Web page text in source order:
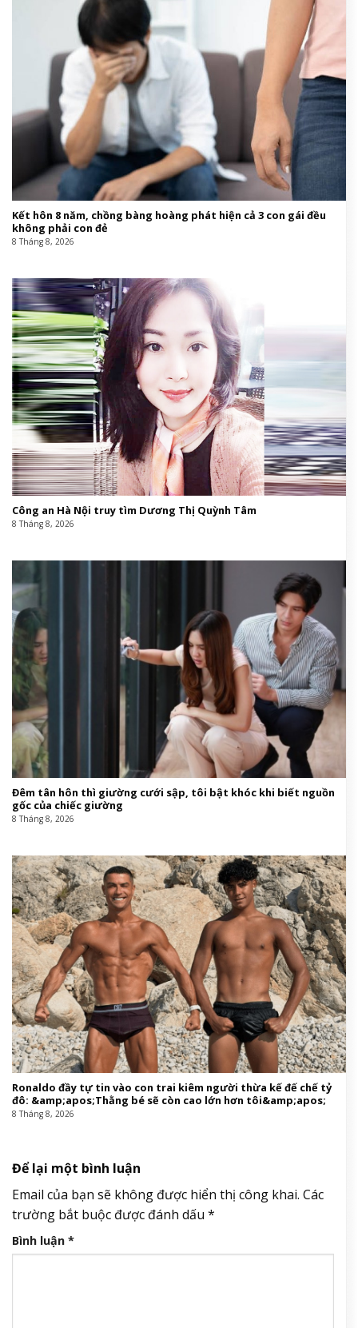
Kết hôn 8 năm, chồng bàng hoàng phát hiện cả 3 con gái đều
không phải con đẻ
8 Tháng 8, 2026
Công an Hà Nội truy tìm Dương Thị Quỳnh Tâm
8 Tháng 8, 2026
Đêm tân hôn thì giường cưới sập, tôi bật khóc khi biết nguồn
gốc của chiếc giường
8 Tháng 8, 2026
Ronaldo đầy tự tin vào con trai kiêm người thừa kế đế chế tỷ
đô: &amp;apos;Thằng bé sẽ còn cao lớn hơn tôi&amp;apos;
8 Tháng 8, 2026
Để lại một bình luận
Email của bạn sẽ không được hiển thị công khai. Các
trường bắt buộc được đánh dấu *
Bình luận *